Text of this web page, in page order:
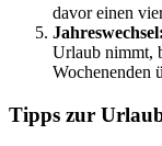
davor einen
Jahreswechsel:
Urlaub nimmt,
Wochenenden
Tipps zur